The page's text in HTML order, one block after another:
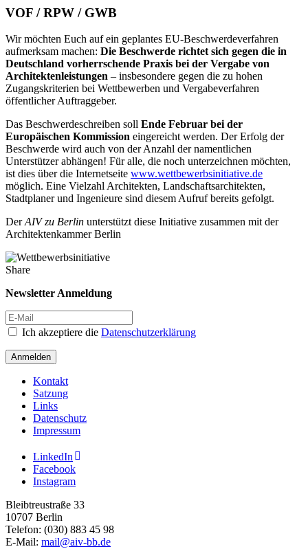
VOF / RPW / GWB
Wir möchten Euch auf ein geplantes EU-Beschwerdeverfahren
aufmerksam machen: Die Beschwerde richtet sich gegen die in
Deutschland vorherrschende Praxis bei der Vergabe von
Architektenleistungen – insbesondere gegen die zu hohen
Zugangskriterien bei Wettbewerben und Vergabeverfahren
öffentlicher Auftraggeber.
Das Beschwerdeschreiben soll Ende Februar bei der
Europäischen Kommission eingereicht werden. Der Erfolg der
Beschwerde wird auch von der Anzahl der namentlichen
Unterstützer abhängen! Für alle, die noch unterzeichnen möchten,
ist dies über die Internetseite www.wettbewerbsinitiative.de
möglich. Eine Vielzahl Architekten, Landschaftsarchitekten,
Stadtplaner und Ingenieure sind diesem Aufruf bereits gefolgt.
DerAIV zu Berlin unterstützt diese Initiative zusammen mit der
Architektenkammer Berlin
Share
Newsletter Anmeldung
Ich akzeptiere die Datenschutzerklärung
Anmelden
Kontakt
Satzung
Links
Datenschutz
Impressum
LinkedIn
Facebook
Instagram
Bleibtreustraße 33
10707 Berlin
Telefon: (030) 883 45 98
E-Mail: mail@aiv-bb.de